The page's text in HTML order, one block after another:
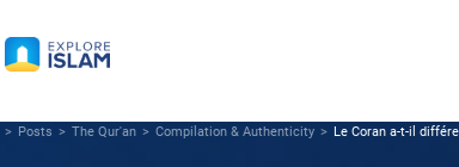
Posts The Qur'an Compilation & Authenticity Le Coran a-t-il